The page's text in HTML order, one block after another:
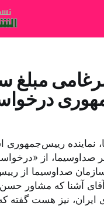
مبلغ
نماینده رییس‌جمهوری
صداوسیما، از
صداوسیما از
آشنا که مشاور
ایران، نیز هست گفته